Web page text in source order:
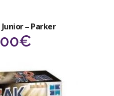
– Parker
€